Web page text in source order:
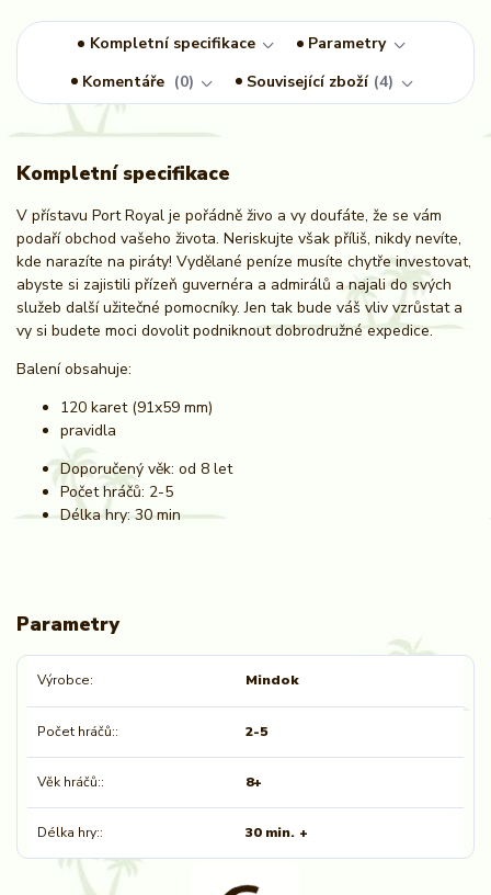
Kompletní specifikace
Parametry
Komentáře
0 Související zboží 4
Kompletní specifikace
V přístavu Port Royal je pořádně živo a vy doufáte, že se vám
podaří obchod vašeho života. Neriskujte však příliš, nikdy nevíte,
kde narazíte na piráty! Vydělané peníze musíte chytře investovat,
abyste si zajistili přízeň guvernéra a admirálů a najali do svých
služeb další užitečné pomocníky. Jen tak bude váš vliv vzrůstat a
vy si budete moci dovolit podniknout dobrodružné expedice.
Balení obsahuje:
120 karet (91x59 mm)
pravidla
Doporučený věk: od 8 let
Počet hráčů: 2-5
Délka hry: 30 min
Parametry
Výrobce Mindok
Počet hráčů: 2-5
Věk hráčů: 8+
Délka hry: 30 min. +